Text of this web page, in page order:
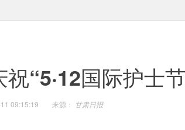
“5·12国际护士
09:15:19 来源： 甘肃日报